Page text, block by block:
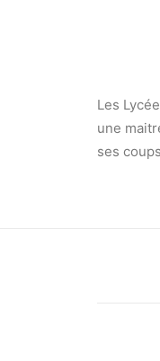
Les
une
ses